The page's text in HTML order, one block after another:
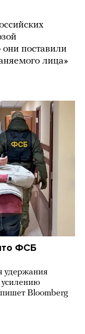
они поставили
лица»
ФСБ
удержания
усилению
Bloomberg